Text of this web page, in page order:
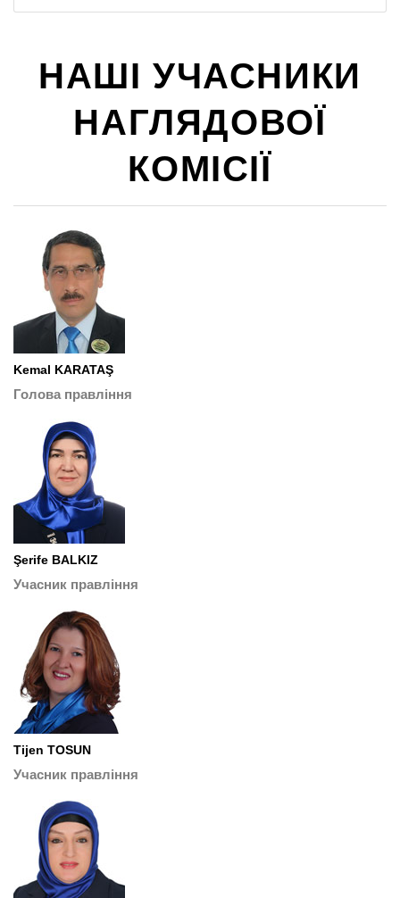
НАШІ УЧАСНИКИ
НАГЛЯДОВОЇ
КОМІСІЇ
Kemal KARATAŞ
Голова правління
Şerife BALKIZ
Учасник правління
Tijen TOSUN
Учасник правління